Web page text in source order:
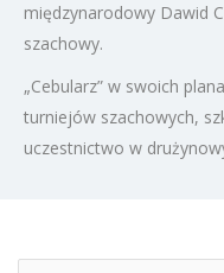
międzynarodowy Dawid
szachowy.
„Cebularz” w swoich
turniejów szachowych,
uczestnictwo w